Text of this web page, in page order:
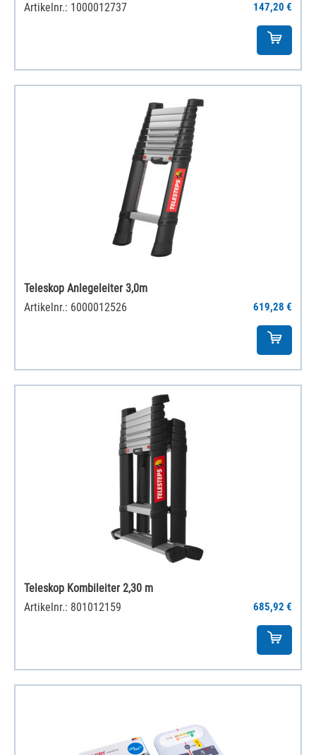
Artikelnr.: 1000012737
147,20 €
Teleskop Anlegeleiter 3,0m
Artikelnr.: 6000012526
619,28 €
Teleskop Kombileiter 2,30 m
Artikelnr.: 801012159
685,92 €